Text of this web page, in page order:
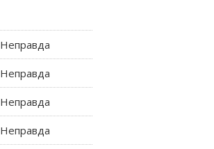
Неправда
Неправда
Неправда
Неправда